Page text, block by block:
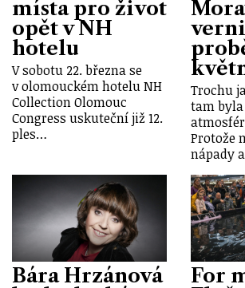
místa pro život
opět v NH
hotelu
V sobotu 22. března se
v olomouckém hotelu NH
Collection Olomouc
Congress uskuteční již 12.
ples…
Trochu
tam
Protože
nápady
Bára Hrzánová
For